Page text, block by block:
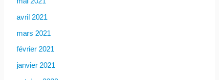
avril 2021
mars 2021
février 2021
janvier 2021